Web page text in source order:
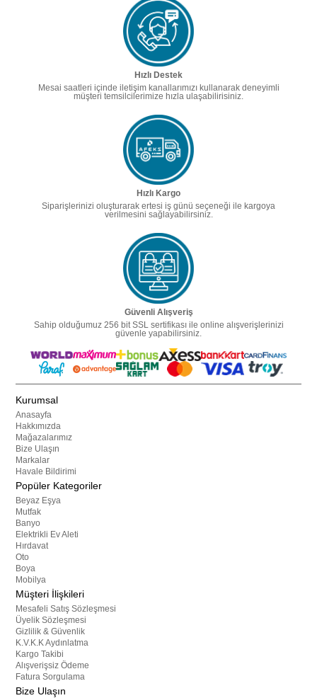
Hızlı Destek
Mesai saatleri içinde iletişim kanallarımızı kullanarak deneyimli
müşteri temsilcilerimize hızla ulaşabilirisiniz.
Hızlı Kargo
Siparişlerinizi oluşturarak ertesi iş günü seçeneği ile kargoya
verilmesini sağlayabilirsiniz.
Güvenli Alışveriş
Sahip olduğumuz 256 bit SSL sertifikası ile online alışverişlerinizi
güvenle yapabilirsiniz.
Kurumsal
Anasayfa
Hakkımızda
Mağazalarımız
Bize Ulaşın
Markalar
Havale Bildirimi
Popüler Kategoriler
Beyaz Eşya
Mutfak
Banyo
Elektrikli Ev Aleti
Hırdavat
Oto
Boya
Mobilya
Müşteri İlişkileri
Mesafeli Satış Sözleşmesi
Üyelik Sözleşmesi
Gizlilik & Güvenlik
K.V.K.K Aydınlatma
Kargo Takibi
Alışverişsiz Ödeme
Fatura Sorgulama
Bize Ulaşın